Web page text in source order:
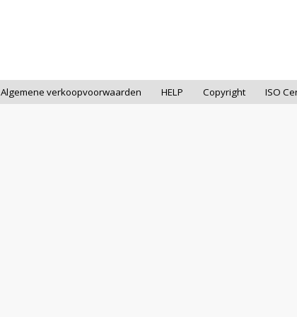
Algemene verkoopvoorwaarden HELP Copyright ISO